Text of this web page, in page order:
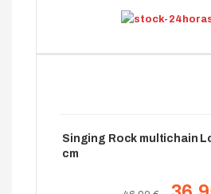
Singing Rock multichain
cm